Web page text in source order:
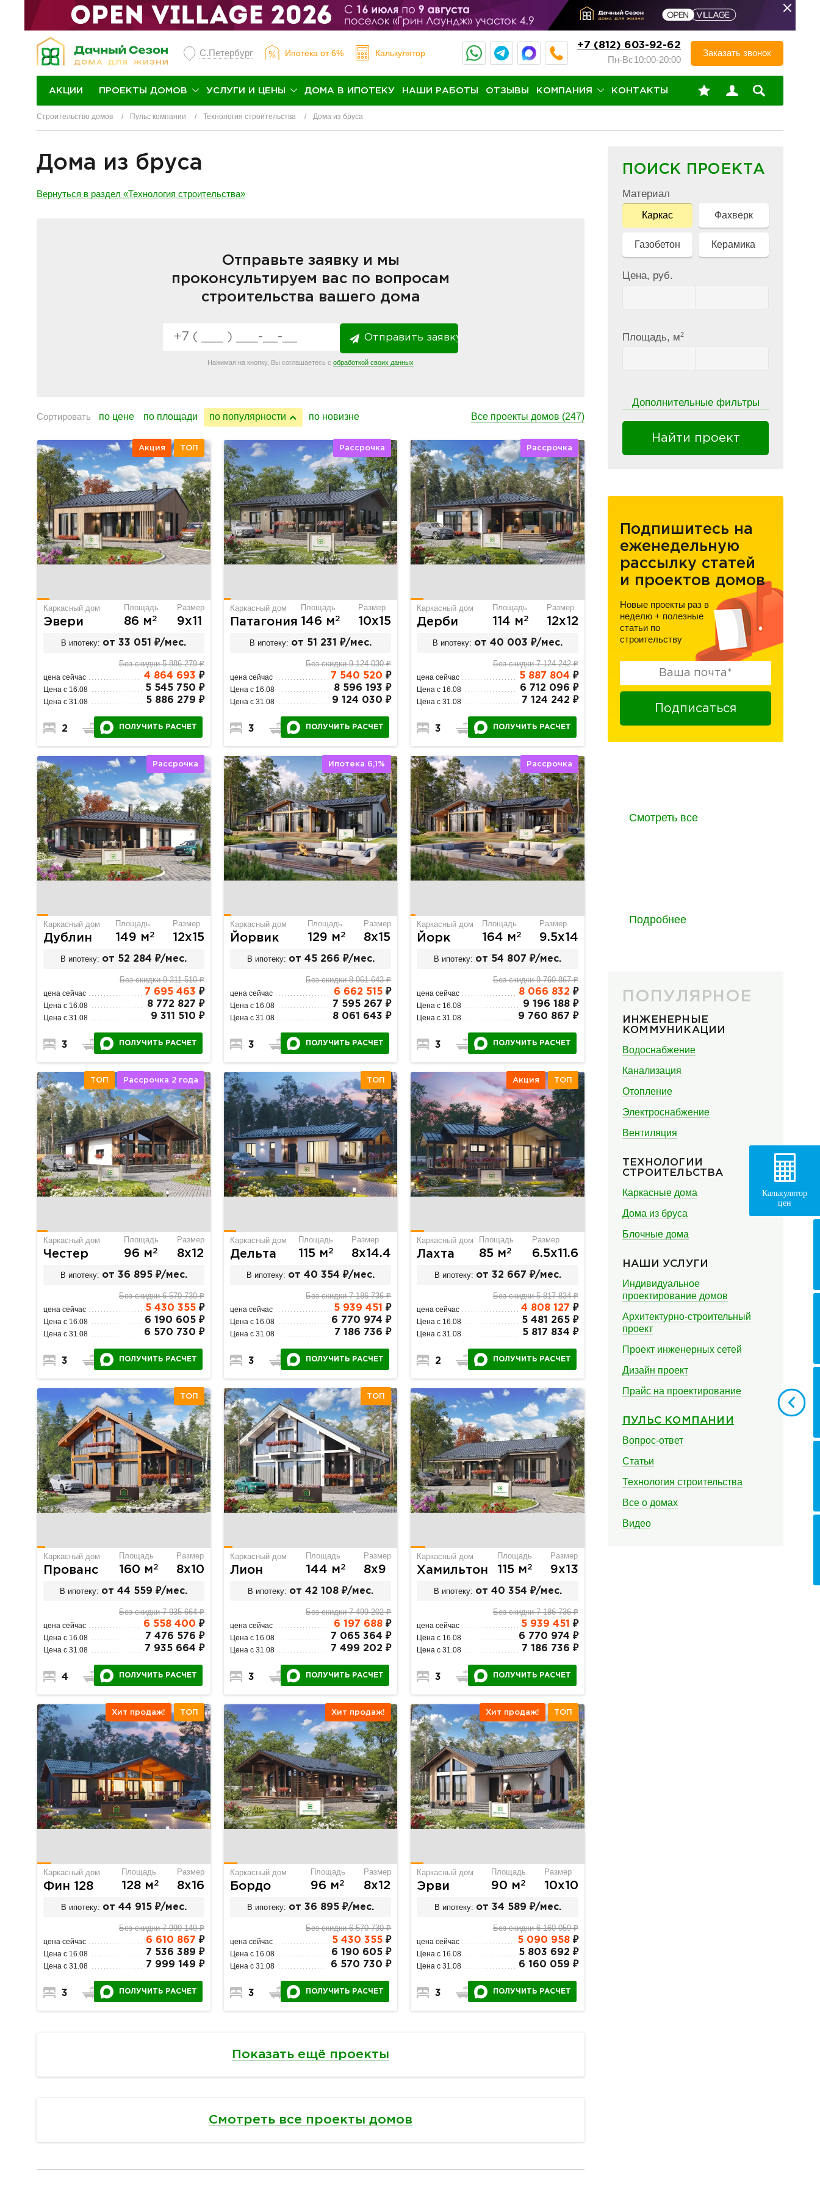
С.Петербург Ипотека от 6% Калькулятор
+7 (812) 603-92-62
Пн-Вс10:00-20:00
Заказать звонок
АКЦИИ ПРОЕКТЫ ДОМОВ УСЛУГИ И ЦЕНЫ ДОМА В ИПОТЕКУ НАШИ РАБОТЫ ОТЗЫВЫ КОМПАНИЯ КОНТАКТЫ
Строительство домов Пульс компании Технология строительства Дома из бруса
Дома из бруса
Вернуться в раздел «Технология строительства»
Отправьте заявку и мы
проконсультируем вас по вопросам
строительства вашего дома
Отправить заявку
Нажимая на кнопку, Вы соглашаетесь с обработкой своих данных
Сортировать по цене по площади по популярности по новизне Все проекты домов (247)
Акция ТОП
Каркасный дом
Эвери
Площадь
86 м2
Размер
9х11
В ипотеку: от 33 051 ₽/мес.
Без скидки 5 886 279 ₽
цена сейчас 4 864 693 ₽
Цена с 16.08 5 545 750 ₽
Цена с 31.08 5 886 279 ₽
2 1 1
ПОЛУЧИТЬ РАСЧЕТ
Рассрочка
Каркасный дом
Патагония
Площадь
146 м2
Размер
10х15
В ипотеку: от 51 231 ₽/мес.
Без скидки 9 124 030 ₽
цена сейчас 7 540 520 ₽
Цена с 16.08 8 596 193 ₽
Цена с 31.08 9 124 030 ₽
3 3 1
ПОЛУЧИТЬ РАСЧЕТ
Рассрочка
Каркасный дом
Дерби
Площадь
114 м2
Размер
12х12
В ипотеку: от 40 003 ₽/мес.
Без скидки 7 124 242 ₽
цена сейчас 5 887 804 ₽
Цена с 16.08 6 712 096 ₽
Цена с 31.08 7 124 242 ₽
3 2 1
ПОЛУЧИТЬ РАСЧЕТ
Рассрочка
Каркасный дом
Дублин
Площадь
149 м2
Размер
12х15
В ипотеку: от 52 284 ₽/мес.
Без скидки 9 311 510 ₽
цена сейчас 7 695 463 ₽
Цена с 16.08 8 772 827 ₽
Цена с 31.08 9 311 510 ₽
3 2 1
ПОЛУЧИТЬ РАСЧЕТ
Ипотека 6,1%
Каркасный дом
Йорвик
Площадь
129 м2
Размер
8х15
В ипотеку: от 45 266 ₽/мес.
Без скидки 8 061 643 ₽
цена сейчас 6 662 515 ₽
Цена с 16.08 7 595 267 ₽
Цена с 31.08 8 061 643 ₽
3 2 1
ПОЛУЧИТЬ РАСЧЕТ
Рассрочка
Каркасный дом
Йорк
Площадь
164 м2
Размер
9.5х14
В ипотеку: от 54 807 ₽/мес.
Без скидки 9 760 867 ₽
цена сейчас 8 066 832 ₽
Цена с 16.08 9 196 188 ₽
Цена с 31.08 9 760 867 ₽
3 2 1
ПОЛУЧИТЬ РАСЧЕТ
ТОП Рассрочка 2 года
Каркасный дом
Честер
Площадь
96 м2
Размер
8х12
В ипотеку: от 36 895 ₽/мес.
Без скидки 6 570 730 ₽
цена сейчас 5 430 355₽
Цена с 16.08 6 190 605 ₽
Цена с 31.08 6 570 730 ₽
3 1 1
ПОЛУЧИТЬ РАСЧЕТ
ТОП
Каркасный дом
Дельта
Площадь
115 м2
Размер
8х14.4
В ипотеку: от 40 354 ₽/мес.
Без скидки 7 186 736 ₽
цена сейчас 5 939 451 ₽
Цена с 16.08 6 770 974 ₽
Цена с 31.08 7 186 736 ₽
3 2 1
ПОЛУЧИТЬ РАСЧЕТ
Акция ТОП
Каркасный дом
Лахта
Площадь
85 м2
Размер
6.5х11.6
В ипотеку: от 32 667 ₽/мес.
Без скидки 5 817 834 ₽
цена сейчас 4 808 127 ₽
Цена с 16.08 5 481 265 ₽
Цена с 31.08 5 817 834 ₽
2 1 1
ПОЛУЧИТЬ РАСЧЕТ
ТОП
Каркасный дом
Прованс
Площадь
160 м2
Размер
8х10
В ипотеку: от 44 559 ₽/мес.
Без скидки 7 935 664 ₽
цена сейчас 6 558 400 ₽
Цена с 16.08 7 476 576 ₽
Цена с 31.08 7 935 664 ₽
4 3 2
ПОЛУЧИТЬ РАСЧЕТ
ТОП
Каркасный дом
Лион
Площадь
144 м2
Размер
8х9
В ипотеку: от 42 108 ₽/мес.
Без скидки 7 499 202 ₽
цена сейчас 6 197 688 ₽
Цена с 16.08 7 065 364 ₽
Цена с 31.08 7 499 202 ₽
3 3 2
ПОЛУЧИТЬ РАСЧЕТ
Каркасный дом
Хамильтон
Площадь
115 м2
Размер
9х13
В ипотеку: от 40 354 ₽/мес.
Без скидки 7 186 736 ₽
цена сейчас 5 939 451 ₽
Цена с 16.08 6 770 974 ₽
Цена с 31.08 7 186 736 ₽
3 2 1
ПОЛУЧИТЬ РАСЧЕТ
Хит продаж! ТОП
Каркасный дом
Фин 128
Площадь
128 м2
Размер
8х16
В ипотеку: от 44 915 ₽/мес.
Без скидки 7 999 149 ₽
цена сейчас 6 610 867 ₽
Цена с 16.08 7 536 389 ₽
Цена с 31.08 7 999 149 ₽
3 2 1
ПОЛУЧИТЬ РАСЧЕТ
Хит продаж!
Каркасный дом
Бордо
Площадь
96 м2
Размер
8х12
В ипотеку: от 36 895 ₽/мес.
Без скидки 6 570 730 ₽
цена сейчас 5 430 355 ₽
Цена с 16.08 6 190 605 ₽
Цена с 31.08 6 570 730 ₽
3 1 1
ПОЛУЧИТЬ РАСЧЕТ
Хит продаж! ТОП
Каркасный дом
Эрви
Площадь
90 м2
Размер
10х10
В ипотеку: от 34 589 ₽/мес.
Без скидки 6 160 059 ₽
цена сейчас 5 090 958₽
Цена с 16.08 5 803 692 ₽
Цена с 31.08 6 160 059 ₽
3 1 1
ПОЛУЧИТЬ РАСЧЕТ
Показать ещё проекты
Смотреть все проекты домов
ПОИСК ПРОЕКТА
Материал
Каркас Фахверк
Газобетон Керамика
Цена, руб.
Площадь, м2
Дополнительные фильтры
Найти проект
Подпишитесь на
еженедельную
рассылку статей
и проектов домов
Новые проекты раз в
неделю + полезные
статьи по
строительству
Подписаться
Смотреть все
Подробнее
ПОПУЛЯРНОЕ
ИНЖЕНЕРНЫЕ
КОММУНИКАЦИИ
Водоснабжение
Канализация
Отопление
Электроснабжение
Вентиляция
ТЕХНОЛОГИИ
СТРОИТЕЛЬСТВА
Каркасные дома
Дома из бруса
Блочные дома
НАШИ УСЛУГИ
Индивидуальное
проектирование домов
Архитектурно-строительный
проект
Проект инженерных сетей
Дизайн проект
Прайс на проектирование
ПУЛЬС КОМПАНИИ
Вопрос-ответ
Статьи
Технология строительства
Все о домах
Видео
Калькулятор
цен